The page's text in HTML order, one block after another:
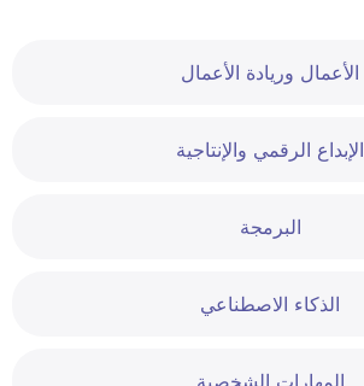
الأعمال وريادة الأعمال
الإبداع الرقمي والإنتاجية
البرمجة
الذكاء الاصطناعي
المهارات الشخصية